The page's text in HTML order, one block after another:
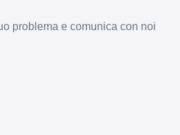
problema e comunica con noi